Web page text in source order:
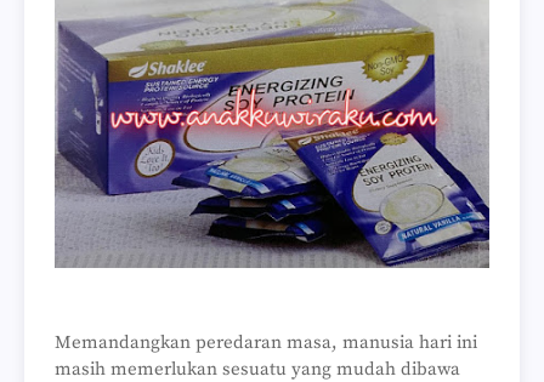
Memandangkan peredaran masa, manusia hari ini
masih memerlukan sesuatu yang mudah dibawa